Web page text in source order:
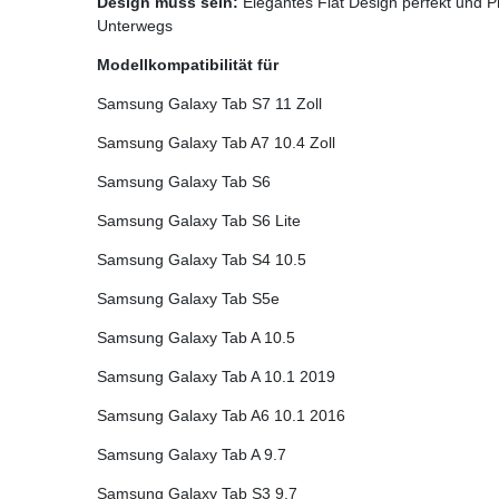
Unterwegs
Modellkompatibilität für
Samsung Galaxy Tab S7 11 Zoll
Samsung Galaxy Tab A7 10.4 Zoll
Samsung Galaxy Tab S6
Samsung Galaxy Tab S6 Lite
Samsung Galaxy Tab S4 10.5
Samsung Galaxy Tab S5e
Samsung Galaxy Tab A 10.5
Samsung Galaxy Tab A 10.1 2019
Samsung Galaxy Tab A6 10.1 2016
Samsung Galaxy Tab A 9.7
Samsung Galaxy Tab S3 9.7